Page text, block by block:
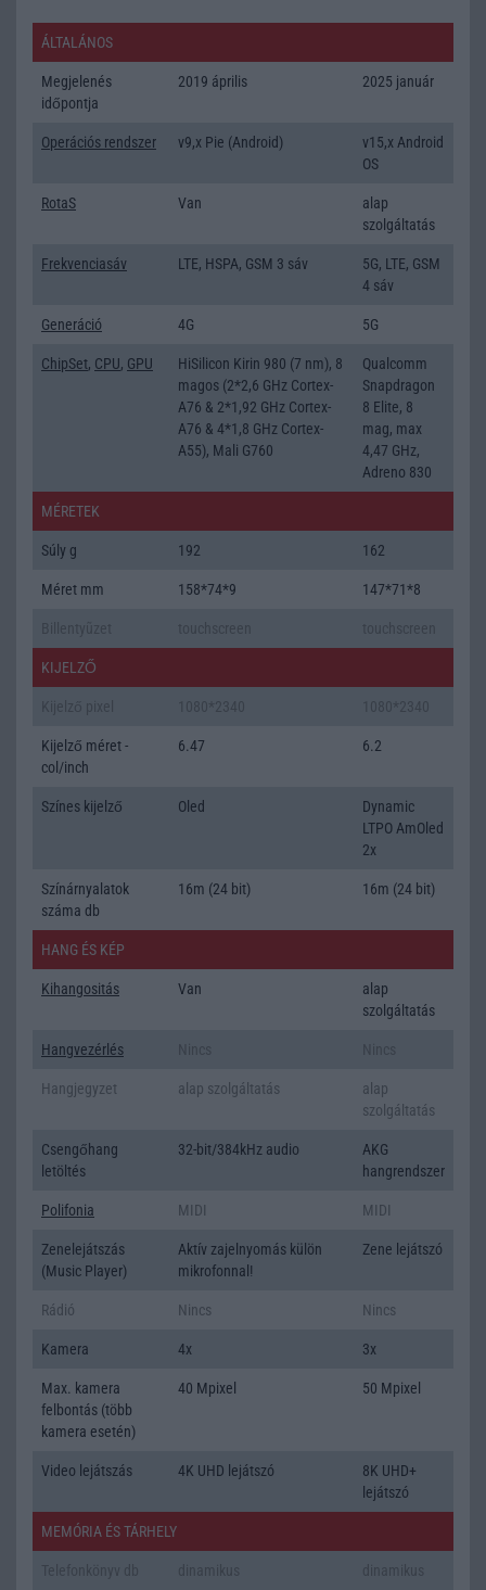
ÁLTALÁNOS
Megjelenés
időpontja
2019 április 2025 január
Operációs rendszer v9,x Pie (Android)
v15,x Android
OS
RotaS Van
alap
szolgáltatás
Frekvenciasáv LTE, HSPA, GSM 3 sáv
5G, LTE, GSM
4 sáv
Generáció 4G 5G
ChipSet, CPU, GPU
HiSilicon Kirin 980 (7 nm), 8
magos (2*2,6 GHz Cortex-
A76 & 2*1,92 GHz Cortex-
A76 & 4*1,8 GHz Cortex-
A55), Mali G760
Qualcomm
Snapdragon
8 Elite, 8
mag, max
4,47 GHz,
Adreno 830
MÉRETEK
Súly g 192 162
Méret mm 158*74*9 147*71*8
KIJELZŐ
Kijelző méret -
col/inch
6.47 6.2
Színes kijelző Oled
Dynamic
LTPO AmOled
2x
Színárnyalatok
száma db
16m (24 bit) 16m (24 bit)
HANG ÉS KÉP
Kihangositás Van
alap
szolgáltatás
Hangvezérlés
Hangjegyzet alap szolgáltatás
alap
szolgáltatás
Csengőhang
letöltés
32-bit/384kHz audio
AKG
hangrendszer
Polifonia MIDI MIDI
Zenelejátszás
(Music Player)
Aktív zajelnyomás külön
mikrofonnal!
Zene lejátszó
Rádió Nincs Nincs
Kamera 4x 3x
Max. kamera
felbontás (több
kamera esetén)
40 Mpixel 50 Mpixel
Video lejátszás 4K UHD lejátszó
8K UHD+
lejátszó
MEMÓRIA ÉS TÁRHELY